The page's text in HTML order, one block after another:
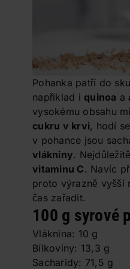
Pohanka patří do
například i quinoa a
vysokému obsahu
cukru v krvi, hodí
v pohance jsou
vlákniny.
vitaminu C. Navíc
proto výrazně vyšší
čas zařadit.
100 g syrové
Vláknina: 10 g
Bílkoviny: 13,3 g
Sacharidy: 71,5 g